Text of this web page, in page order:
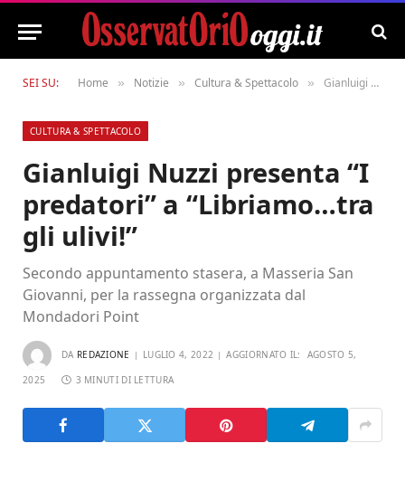
SEI SU: Home » Notizie » Cultura & Spettacolo » Gianluigi Nuzzi presenta “I predatori” a “Libriamo…tra gli ulivi!”
CULTURA & SPETTACOLO
Gianluigi Nuzzi presenta “I
predatori” a “Libriamo…tra
gli ulivi!”
Secondo appuntamento stasera, a Masseria San
Giovanni, per la rassegna organizzata dal
Mondadori Point
DA REDAZIONE LUGLIO 4, 2022 AGGIORNATO IL: AGOSTO 5,
2025 3 MINUTI DI LETTURA